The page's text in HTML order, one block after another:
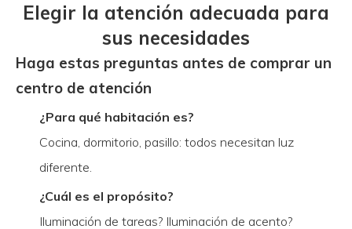
Elegir la atención adecuada para
sus necesidades
Haga estas preguntas antes de comprar un
centro de atención
¿Para qué habitación es?
Cocina, dormitorio, pasillo: todos necesitan luz
diferente.
¿Cuál es el propósito?
Iluminación de tareas? Iluminación de acento?